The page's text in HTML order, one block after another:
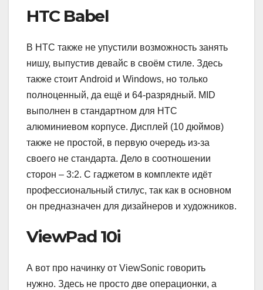
HTC Babel
В HTC также не упустили возможность занять
нишу, выпустив девайс в своём стиле. Здесь
также стоит Android и Windows, но только
полноценный, да ещё и 64-разрядный. MID
выполнен в стандартном для HTC
алюминиевом корпусе. Дисплей (10 дюймов)
также не простой, в первую очередь из-за
своего не стандарта. Дело в соотношении
сторон – 3:2. С гаджетом в комплекте идёт
профессиональный стилус, так как в основном
он предназначен для дизайнеров и художников.
ViewPad 10i
А вот про начинку от ViewSonic говорить
нужно. Здесь не просто две операционки, а